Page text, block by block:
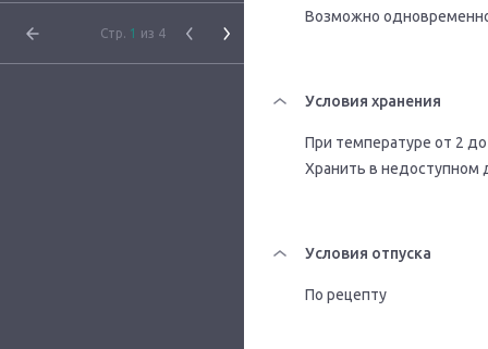
Стр. 1 из 4
Возможно
Условия хранения
При температуре от 2
Хранить в недоступном
Условия отпуска
По рецепту